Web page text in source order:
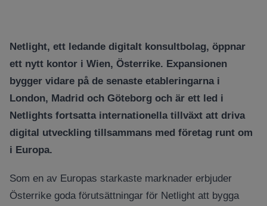
Netlight, ett ledande digitalt konsultbolag, öppnar
ett nytt kontor i Wien, Österrike. Expansionen
bygger vidare på de senaste etableringarna i
London, Madrid och Göteborg och är ett led i
Netlights fortsatta internationella tillväxt att driva
digital utveckling tillsammans med företag runt om
i Europa.
Som en av Europas starkaste marknader erbjuder
Österrike goda förutsättningar för Netlight att bygga